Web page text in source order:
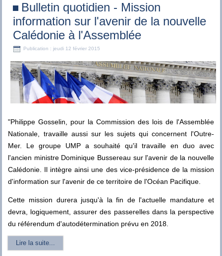
Bulletin quotidien - Mission
information sur l'avenir de la nouvelle
Calédonie à l'Assemblée
Publication : jeudi 12 février 2015
"Philippe Gosselin, pour la Commission des lois de l'Assemblée
Nationale, travaille aussi sur les sujets qui concernent l'Outre-
Mer. Le groupe UMP a souhaité qu'il travaille en duo avec
l'ancien ministre Dominique Bussereau sur l'avenir de la nouvelle
Calédonie. Il intègre ainsi une des vice-présidence de la mission
d'information sur l'avenir de ce territoire de l'Océan Pacifique.
Cette mission durera jusqu'à la fin de l'actuelle mandature et
devra, logiquement, assurer des passerelles dans la perspective
du référendum d'autodétermination prévu en 2018.
Lire la suite...